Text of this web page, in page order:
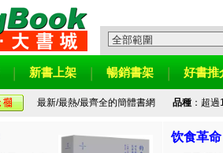
新書上架 暢銷書架 好書推
最新/最熱/最齊全的簡體書網 品種：超過
饮食革命